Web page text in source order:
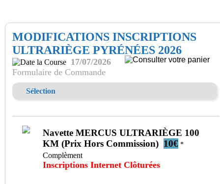
MODIFICATIONS INSCRIPTIONS
ULTRARIÈGE PYRÉNÉES 2026
17/07/2026
Formulaire de Commande
Sélection
Navette MERCUS ULTRARIÈGE 100
KM (Prix Hors Commission) 10€ *
Complèment
Inscriptions Internet Clôturées